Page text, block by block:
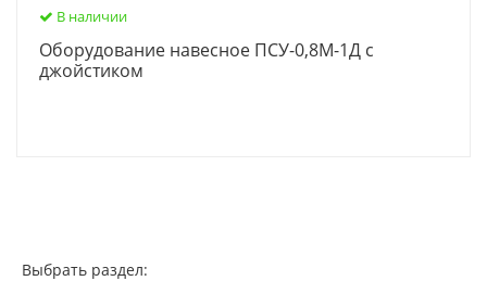
В наличии
Оборудование навесное ПСУ-0,8М-1Д с
джойстиком
Выбрать раздел: